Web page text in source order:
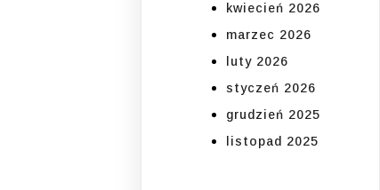
kwiecień 2026
marzec 2026
luty 2026
styczeń 2026
grudzień 2025
listopad 2025